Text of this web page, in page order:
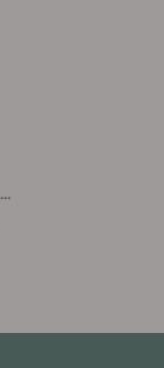
...